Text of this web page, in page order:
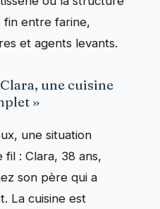
fin entre farine,
et agents levants.
une cuisine
»
une situation
: Clara, 38 ans,
son père qui a
La cuisine est